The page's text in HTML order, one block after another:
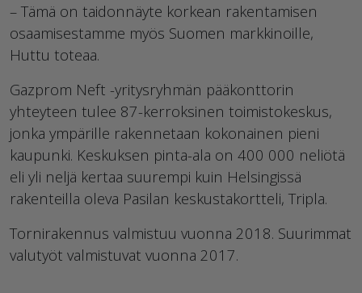
– Tämä on taidonnäyte korkean rakentamisen
osaamisestamme myös Suomen markkinoille,
Huttu toteaa.
Gazprom Neft -yritysryhmän pääkonttorin
yhteyteen tulee 87-kerroksinen toimistokeskus,
jonka ympärille rakennetaan kokonainen pieni
kaupunki. Keskuksen pinta-ala on 400 000 neliötä
eli yli neljä kertaa suurempi kuin Helsingissä
rakenteilla oleva Pasilan keskustakortteli, Tripla.
Tornirakennus valmistuu vuonna 2018. Suurimmat
valutyöt valmistuvat vuonna 2017.